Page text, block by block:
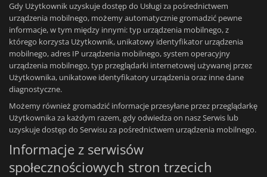
Gdy Użytkownik uzyskuje dostęp do Usługi za pośrednictwem
urządzenia mobilnego, możemy automatycznie gromadzić pewne
informacje, w tym między innymi: typ urządzenia mobilnego, z
którego korzysta Użytkownik, unikatowy identyfikator urządzenia
mobilnego, adres IP urządzenia mobilnego, system operacyjny
urządzenia mobilnego, typ przeglądarki internetowej używanej przez
Użytkownika, unikatowe identyfikatory urządzenia oraz inne dane
diagnostyczne.
Możemy również gromadzić informacje przesyłane przez przeglądarkę
Użytkownika za każdym razem, gdy odwiedza on nasz Serwis lub
uzyskuje dostęp do Serwisu za pośrednictwem urządzenia mobilnego.
Informacje z serwisów
społecznościowych stron trzecich